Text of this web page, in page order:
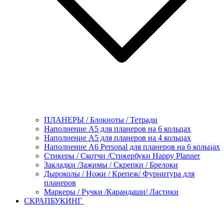
ПЛАНЕРЫ / Блокноты / Тетради
Наполнение А5 для планеров на 6 кольцах
Наполнение А5 для планеров на 4 кольцах
Наполнение А6 Personal для планеров на 6 кольцах
Стикеры / Скотчи /Стикербуки Happy Planner
Закладки /Зажимы / Скрепки / Брелоки
Дыроколы / Ножи / Крепеж/ Фурнитура для
планеров
Маркеры / Ручки /Карандаши/ Ластики
СКРАПБУКИНГ